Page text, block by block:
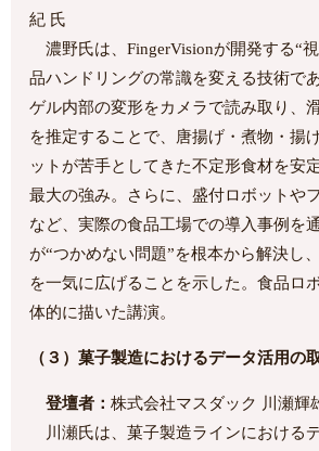
紀 氏
濃野氏は、FingerVisionが開発する“
品ハンドリングの常識を変える技術で
ゲル内部の変形をカメラで読み取り、
を推定することで、唐揚げ・煮物・揚
ットが苦手としてきた不定形食材を安
最大の強み。さらに、盛付ロボットや
など、実際の食品工場での導入事例を
が“つかめない問題”を根本から解決し
を一気に広げることを示した。食品ロ
体的に描いた講演。
（３）菓子製造におけるデータ活用の
登壇者：株式会社マスダック 川瀬輝
川瀬氏は、菓子製造ラインにおける